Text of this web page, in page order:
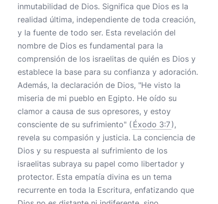
inmutabilidad de Dios. Significa que Dios es la
realidad última, independiente de toda creación,
y la fuente de todo ser. Esta revelación del
nombre de Dios es fundamental para la
comprensión de los israelitas de quién es Dios y
establece la base para su confianza y adoración.
Además, la declaración de Dios, "He visto la
miseria de mi pueblo en Egipto. He oído su
clamor a causa de sus opresores, y estoy
consciente de su sufrimiento" ( Éxodo 3:7),
revela su compasión y justicia. La conciencia de
Dios y su respuesta al sufrimiento de los
israelitas subraya su papel como libertador y
protector. Esta empatía divina es un tema
recurrente en toda la Escritura, enfatizando que